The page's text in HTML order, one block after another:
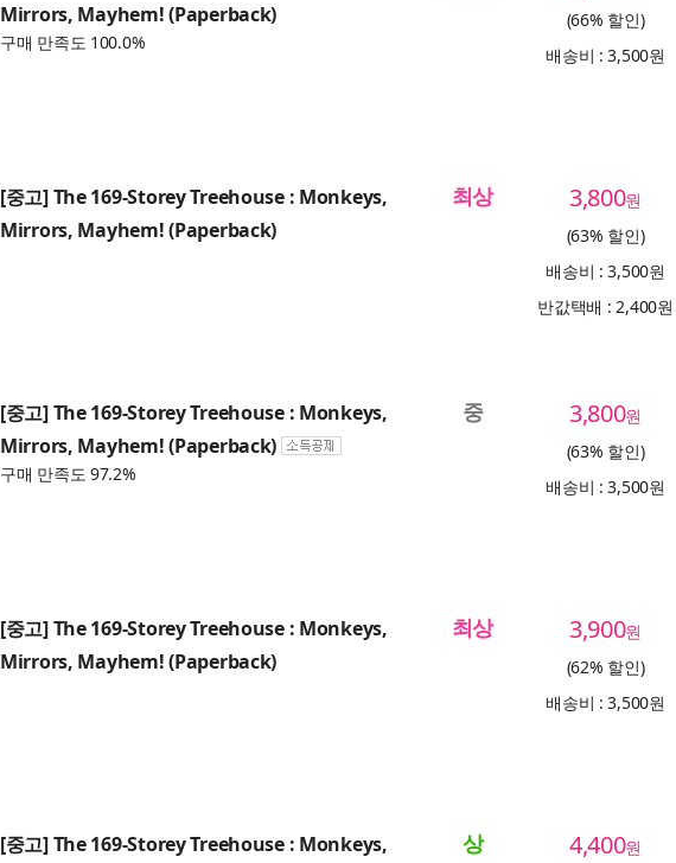
Mirrors, Mayhem! (Paperback)
구매 만족도 100.0%
(66% 할인)
배송비 : 3,500원
[중고] The 169-Storey Treehouse : Monkeys,
Mirrors, Mayhem! (Paperback)
최상 3,800원
(63% 할인)
배송비 : 3,500원
반값택배 : 2,400원
[중고] The 169-Storey Treehouse : Monkeys,
Mirrors, Mayhem! (Paperback)
구매 만족도 97.2%
중 3,800원
(63% 할인)
배송비 : 3,500원
[중고] The 169-Storey Treehouse : Monkeys,
Mirrors, Mayhem! (Paperback)
최상 3,900원
(62% 할인)
배송비 : 3,500원
[중고] The 169-Storey Treehouse : Monkeys, 상 4,400원